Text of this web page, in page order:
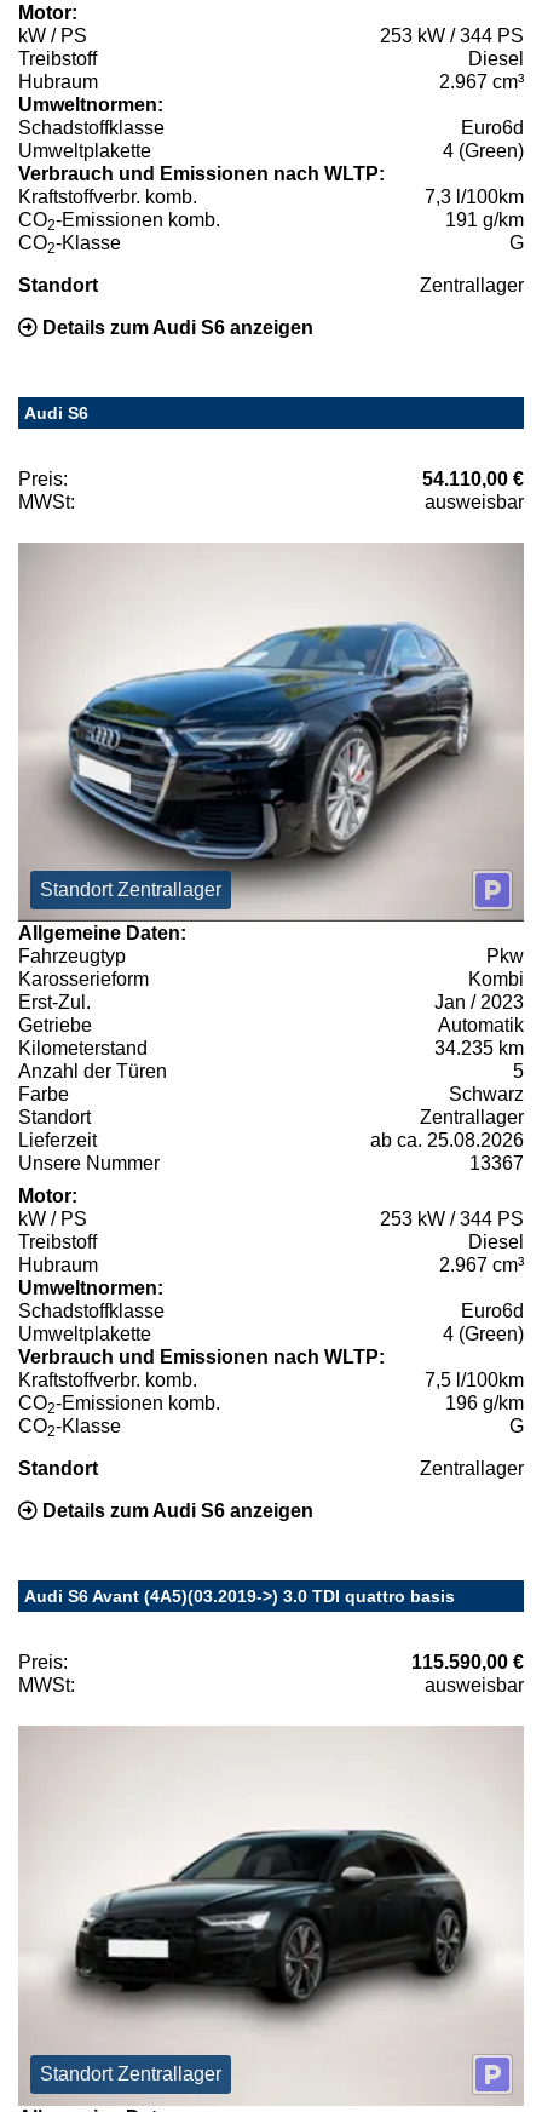
Motor:
kW / PS
253 kW / 344 PS
Treibstoff
Diesel
Hubraum
2.967 cm³
Umweltnormen:
Schadstoffklasse
Euro6d
Umweltplakette
4 (Green)
Verbrauch und Emissionen nach WLTP:
Kraftstoffverbr. komb.
7,3 l/100km
CO2-Emissionen komb.
191 g/km
CO2-Klasse G
Standort Zentrallager
Details zum Audi S6 anzeigen
Audi S6
Preis:
54.110,00 €
MWSt:
ausweisbar
Standort Zentrallager
Allgemeine Daten:
Fahrzeugtyp
Pkw
Karosserieform
Kombi
Erst-Zul.
Jan / 2023
Getriebe
Automatik
Kilometerstand
34.235 km
Anzahl der Türen
5
Farbe
Schwarz
Standort
Zentrallager
Lieferzeit
ab ca. 25.08.2026
Unsere Nummer
13367
Motor:
kW / PS
253 kW / 344 PS
Treibstoff
Diesel
Hubraum
2.967 cm³
Umweltnormen:
Schadstoffklasse
Euro6d
Umweltplakette
4 (Green)
Verbrauch und Emissionen nach WLTP:
Kraftstoffverbr. komb.
7,5 l/100km
CO2-Emissionen komb.
196 g/km
CO2-Klasse G
Standort Zentrallager
Details zum Audi S6 anzeigen
Audi S6 Avant (4A5)(03.2019->) 3.0 TDI quattro basis
Preis:
115.590,00 €
MWSt:
ausweisbar
Standort Zentrallager